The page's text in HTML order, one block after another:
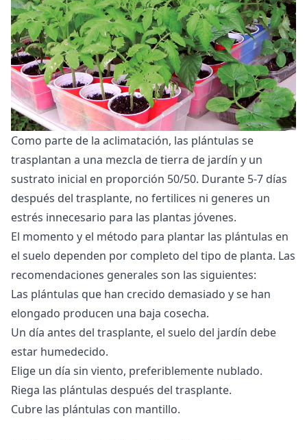
Como parte de la aclimatación, las plántulas se
trasplantan a una mezcla de tierra de jardín y un
sustrato inicial en proporción 50/50. Durante 5-7 días
después del trasplante, no fertilices ni generes un
estrés innecesario para las plantas jóvenes.
El momento y el método para plantar las plántulas en
el suelo dependen por completo del tipo de planta. Las
recomendaciones generales son las siguientes:
Las plántulas que han crecido demasiado y se han
elongado producen una baja cosecha.
Un día antes del trasplante, el suelo del jardín debe
estar humedecido.
Elige un día sin viento, preferiblemente nublado.
Riega las plántulas después del trasplante.
Cubre las plántulas con mantillo.